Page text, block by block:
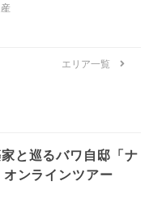
エリア一覧
と巡るバワ自邸「ナ
ンラインツアー